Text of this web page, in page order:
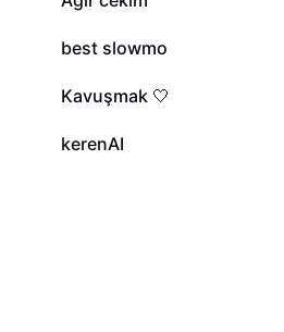
2,8 B
best slowmo
782
Kavuşmak 🤍
23
kerenAI